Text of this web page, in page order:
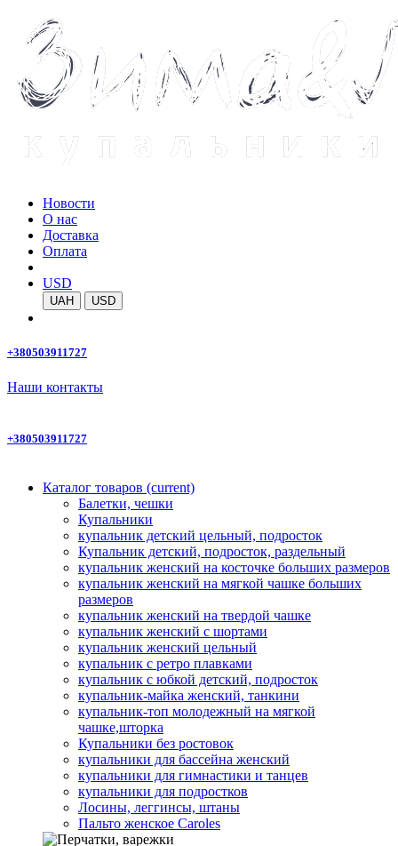
Новости
О нас
Доставка
Оплата
USD
UAH USD
+380503911727
Наши контакты
+380503911727
Каталог товаров (current)
Балетки, чешки
Купальники
купальник детский цельный, подросток
Купальник детский, подросток, раздельный
купальник женский на косточке больших размеров
купальник женский на мягкой чашке больших
размеров
купальник женский на твердой чашке
купальник женский с шортами
купальник женский цельный
купальник с ретро плавками
купальник с юбкой детский, подросток
купальник-майка женский, танкини
купальник-топ молодежный на мягкой
чашке,шторка
Купальники без ростовок
купальники для бассейна женский
купальники для гимнастики и танцев
купальники для подростков
Лосины, леггинсы, штаны
Пальто женское Caroles